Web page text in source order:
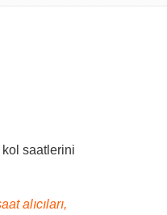
saatlerini
alıcıları,